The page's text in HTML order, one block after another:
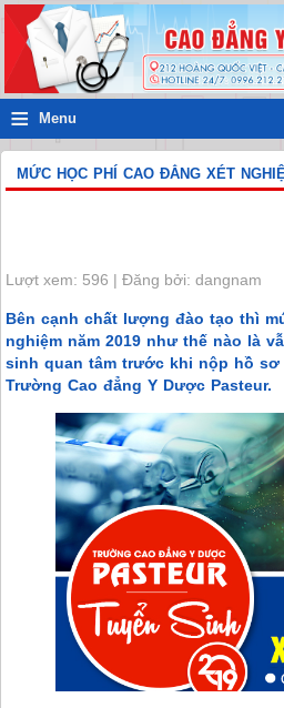
≡ Menu
MỨC HỌC PHÍ CAO ĐẲNG XÉT
Lượt xem: 596 | Đăng bởi: dangnam
Bên cạnh chất lượng đào tạo thì
nghiệm năm 2019 như thế nào là
sinh quan tâm trước khi nộp hồ sơ
Trường Cao đẳng Y Dược Pasteur.